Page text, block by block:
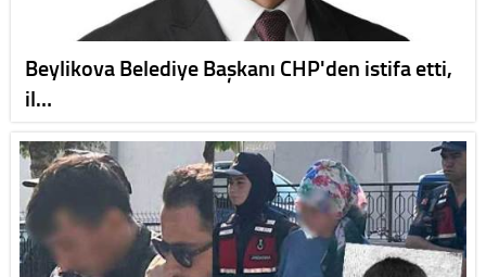
Beylikova Belediye Başkanı CHP'den istifa etti,
il…